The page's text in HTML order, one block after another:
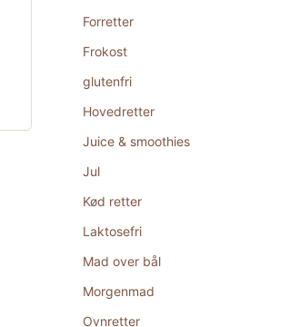
Forretter
Frokost
glutenfri
Hovedretter
Juice & smoothies
Jul
Kød retter
Laktosefri
Mad over bål
Morgenmad
Ovnretter